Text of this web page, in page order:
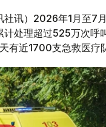
社讯）2026年1月至7
计处理超过525万次呼
有近1700支急救医疗